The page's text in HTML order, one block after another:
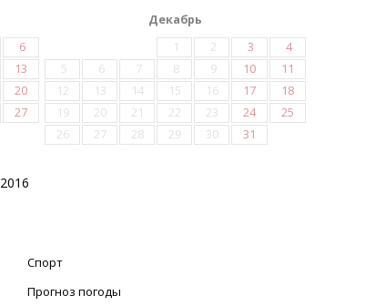
6
13
20
27
Декабрь
1
2 3
4
5
6 7 8 9 10
11
12
13 14 15 16 17
18
19
20 21 22 23 24
25
26
27 28 29 30 31
2016
Спорт
Прогноз погоды